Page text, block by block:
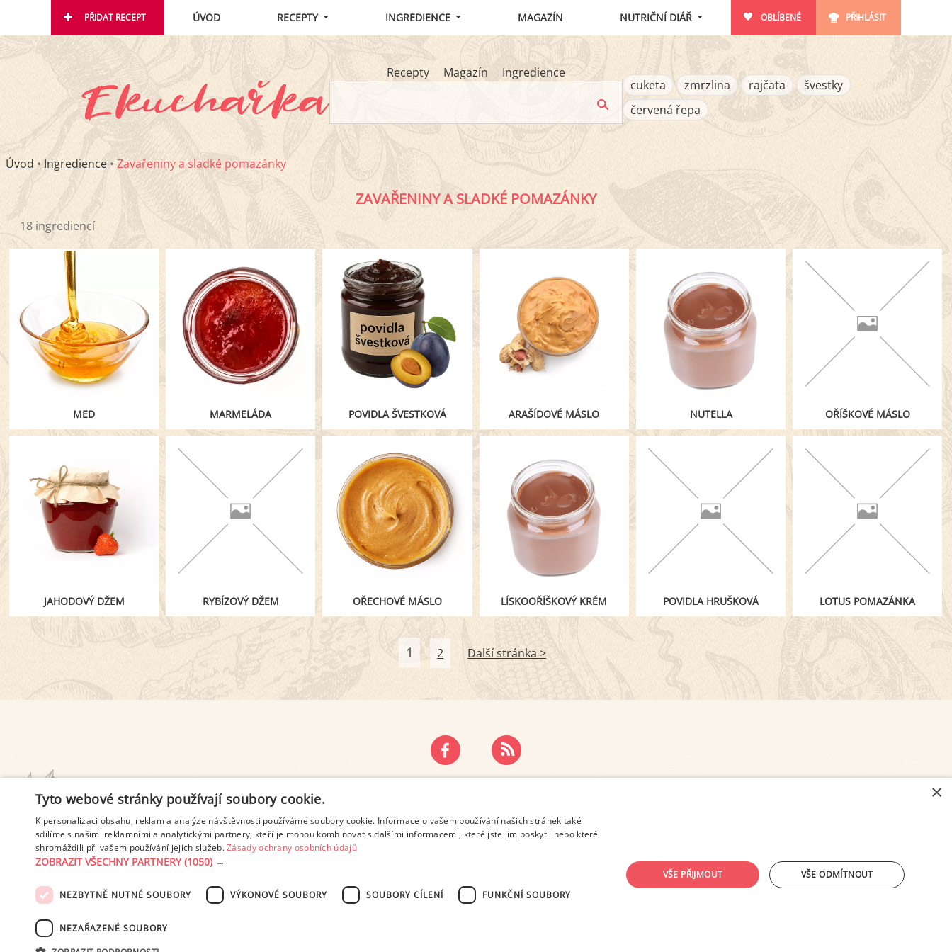
PŘIDAT RECEPT ÚVOD RECEPTY INGREDIENCE MAGAZÍN NUTRIČNÍ DIÁŘ OBLÍBENÉ PŘIHLÁSIT
Recepty Magazín
Ingredience
cuketa
zmrzlina rajčata
švestky
červená řepa
Úvod • Ingredience • Zavařeniny a sladké pomazánky
ZAVAŘENINY A SLADKÉ POMAZÁNKY
18 ingrediencí
MED MARMELÁDA POVIDLA ŠVESTKOVÁ ARAŠÍDOVÉ MÁSLO NUTELLA OŘÍŠKOVÉ MÁSLO
JAHODOVÝ DŽEM RYBÍZOVÝ DŽEM OŘECHOVÉ MÁSLO LÍSKOOŘÍŠKOVÝ KRÉM POVIDLA HRUŠKOVÁ LOTUS POMAZÁNKA
1 2 Další stránka >
PODMÍNKY UŽITÍ ZÁSADY OCHRANY OSOBNÍCH ÚDAJŮ ×
Tyto webové stránky používají soubory cookie.
K personalizaci obsahu, reklam a analýze návštěvnosti používáme soubory cookie. Informace o vašem používání našich stránek také
sdílíme s našimi reklamními a analytickými partnery, kteří je mohou kombinovat s dalšími informacemi, které jste jim poskytli nebo které
shromáždili při vašem používání jejich služeb.Zásady ochrany osobních údajů
ZOBRAZIT VŠECHNY PARTNERY(1050) →
NEZBYTNĚ NUTNÉ SOUBORY VÝKONOVÉ SOUBORY SOUBORY CÍLENÍ FUNKČNÍ SOUBORY
NEZAŘAZENÉ SOUBORY
VŠE PŘIJMOUT VŠE ODMÍTNOUT